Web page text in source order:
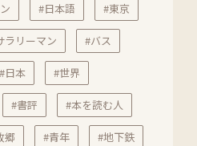
#日本語 #東京
ラリーマン #バス
#日本 #世界
#書評 #本を読む人
郷 #青年 #地下鉄